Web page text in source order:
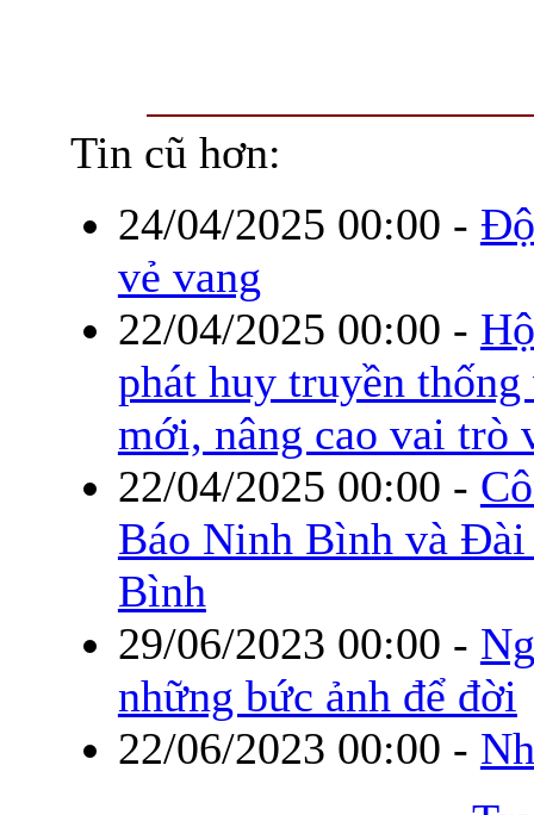
Tin cũ hơn:
24/04/2025 00:00 -
vẻ vang
22/04/2025 00:00 -
phát huy truyền
mới, nâng cao vai trò
22/04/2025 00:00 -
Báo Ninh Bình và
Bình
29/06/2023 00:00 -
những bức ảnh để đời
22/06/2023 00:00 -